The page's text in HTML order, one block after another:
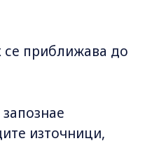
приближава до
източници,